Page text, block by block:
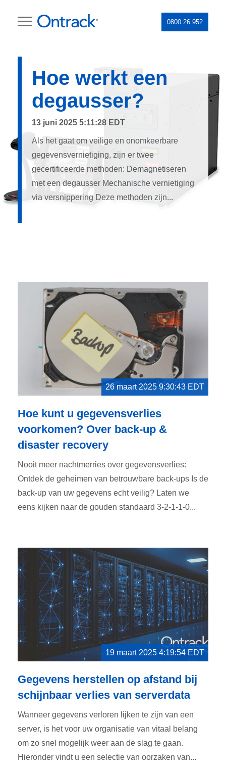
0800 26 952
Hoe werkt een
degausser?
13 juni 2025 5:11:28 EDT
Als het gaat om veilige en onomkeerbare
gegevensvernietiging, zijn er twee
gecertificeerde methoden: Demagnetiseren
met een degausser Mechanische vernietiging
via versnippering Deze methoden zijn...
26 maart 2025 9:30:43 EDT
Hoe kunt u gegevensverlies
voorkomen? Over back-up &
disaster recovery
Nooit meer nachtmerries over gegevensverlies:
Ontdek de geheimen van betrouwbare back-ups Is de
back-up van uw gegevens echt veilig? Laten we
eens kijken naar de gouden standaard 3-2-1-1-0...
19 maart 2025 4:19:54 EDT
Gegevens herstellen op afstand bij
schijnbaar verlies van serverdata
Wanneer gegevens verloren lijken te zijn van een
server, is het voor uw organisatie van vitaal belang
om zo snel mogelijk weer aan de slag te gaan.
Hieronder vindt u een selectie van oorzaken van...